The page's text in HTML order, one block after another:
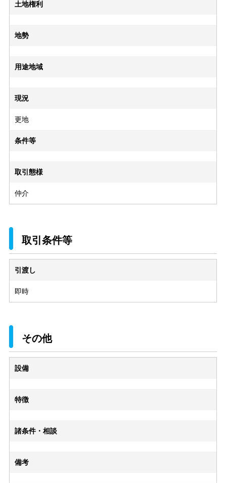
土地権利
地勢
用途地域
現況
更地
条件等
取引態様
仲介
取引条件等
引渡し
即時
その他
設備
特徴
諸条件・相談
備考